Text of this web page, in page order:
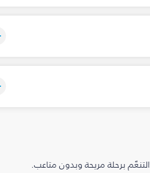
برحلة مريحة وبدون متاعب.